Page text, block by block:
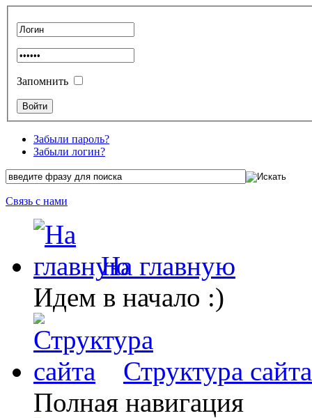
Запомнить
Забыли пароль?
Забыли логин?
Связь с нами
На главную
Идем в начало :)
Структура сайта
Полная навигация